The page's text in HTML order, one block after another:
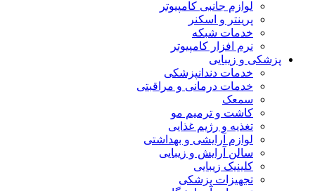
لوازم جانبی کامپیوتر
پرینتر و اسکنر
خدمات شبکه
نرم افزار کامپیوتر
پزشکی و زیبایی
خدمات دندانپزشکی
خدمات درمانی و مراقبتی
سمعک
کاشت و ترمیم مو
تغذیه و رژیم غذایی
لوازم آرایشی و بهداشتی
سالن آرایش و زیبایی
کلینیک زیبایی
تجهیزات پزشکی